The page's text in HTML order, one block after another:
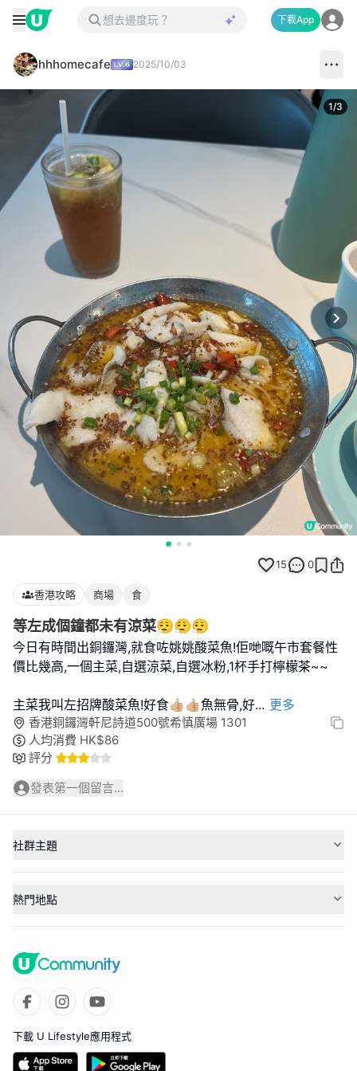
下載App
hhhomecafe 2025/10/03
1/3
15 0
香港攻略 商場 食
等左成個鐘都未有涼菜😮‍💨😮‍💨😮‍💨
今日有時間出銅鑼灣,就食咗姚姚酸菜魚!佢哋嘅午市套餐性
價比幾高,一個主菜,自選涼菜,自選冰粉,1杯手打檸檬茶~~
主菜我叫左招牌酸菜魚!好食👍🏼👍🏼魚無骨,好... 更多
香港銅鑼灣軒尼詩道500號希慎廣場 1301
人均消費 HK$86
評分
發表第一個留言...
社群主題
熱門地點
下載 U Lifestyle應用程式